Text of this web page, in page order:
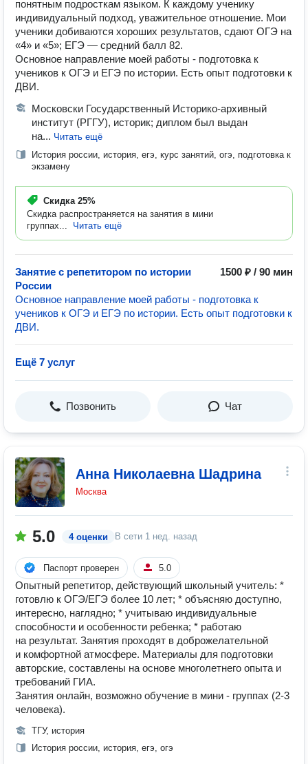
понятным подросткам языком. К каждому ученику
индивидуальный подход, уважительное отношение. Мои
ученики добиваются хороших результатов, сдают ОГЭ на
«4» и «5»; ЕГЭ — средний балл 82.
Основное направление моей работы - подготовка к
учеников к ОГЭ и ЕГЭ по истории. Есть опыт подготовки к
ДВИ.
Московски Государственный Историко-архивный
институт (РГГУ), историк; диплом был выдан
на... Читать ещё
История россии, история, егэ, курс занятий, огэ, подготовка к
экзамену
Скидка 25%
Скидка распространяется на занятия в мини
группах...
Читать ещё
Занятие с репетитором по истории
России
1500 ₽ / 90 мин
Основное направление моей работы - подготовка к
учеников к ОГЭ и ЕГЭ по истории. Есть опыт подготовки к
ДВИ.
Ещё 7 услуг
Позвонить Чат
Анна Николаевна Шадрина
Москва
5.0 4 оценки В сети 1 нед. назад
Паспорт проверен 5.0
Опытный репетитор, действующий школьный учитель: *
готовлю к ОГЭ/ЕГЭ более 10 лет; * объясняю доступно,
интересно, наглядно; * учитываю индивидуальные
способности и особенности ребенка; * работаю
на результат. Занятия проходят в доброжелательной
и комфортной атмосфере. Материалы для подготовки
авторские, составлены на основе многолетнего опыта и
требований ГИА.
Занятия онлайн, возможно обучение в мини - группах (2-3
человека).
ТГУ, история
История россии, история, егэ, огэ